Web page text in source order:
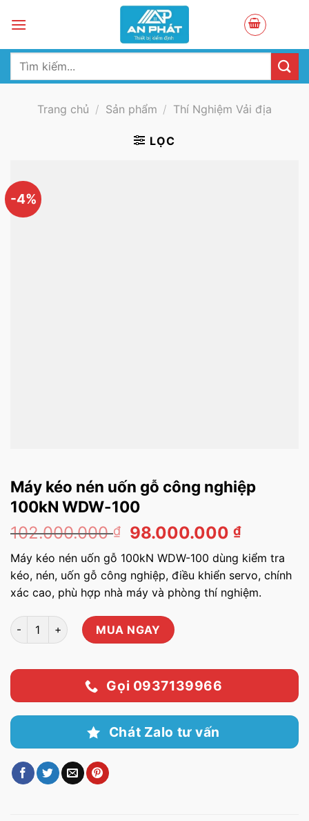
Tìm
Trang chủ / Sản phẩm / Thí Nghiệm Vải địa
LỌC
-4%
Máy kéo nén uốn gỗ công nghiệp
100kN WDW-100
102.000.000₫
Giá
gốc
là:
102.000.000 ₫.
98.000.000₫Giá
hiện
tại
là:
Máy kéo nén uốn gỗ 100kN WDW-100 dùng kiểm tra
kéo, nén, uốn gỗ công nghiệp, điều khiển servo, chính
xác cao, phù hợp nhà máy và phòng thí nghiệm.
Máy kéo nén uốn gỗ công nghiệp 100kN WDW-100 số lượng
MUA NGAY
Gọi 0937139966
Chát Zalo tư vấn